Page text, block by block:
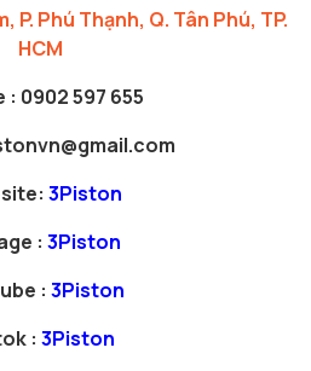
P. Phú Thạnh, Q. Tân Phú, TP.
HCM
: 0902 597 655
3Piston
: 3Piston
: 3Piston
: 3Piston